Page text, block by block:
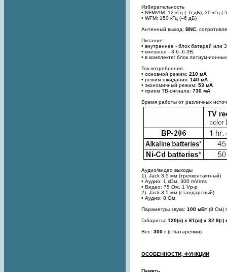
Избирательность
• NFM/AM: 12 кГц (–6 дБ), 30 кГц (-
• WFM: 150 кГц (–6 дБ)
Антенный выход: BNC ,
Питание:
• внутреннее - блок батарей или
• внешнее - 3.6–6.3В,
• в комплекте: блок литиум-
Ток потребления:
• основной режим: 210 мA
• режим ожидания: 140 мA
• экономичный режим: 53 мА
• прием ТВ-сигнала: 730 мА
Время работы от различных
Аудио/видео выходы
1). Jack 3,5 мм (трехконтактный)
• Аудио: 1 кОм, 300 mVrms
• Видео: 75 Ом, 1 Vp-p
2). Jack 3,5 мм (стандартный)
• Аудио: 8 Ом
Параметры звука: 100 мВт (8 Ом)
Габариты: 120(в) х 61(ш) х 32.9(г)
Вес: 300 г (с батареями)
ОСОБЕННОСТИ, ФУНКЦИИ
Память